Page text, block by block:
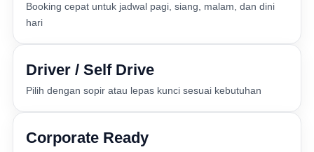
Booking cepat untuk jadwal pagi, siang, malam, dan dini
hari
Driver / Self Drive
Pilih dengan sopir atau lepas kunci sesuai kebutuhan
Corporate Ready